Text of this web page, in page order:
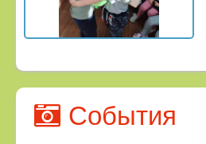
События